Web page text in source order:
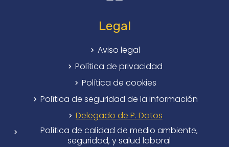
Legal
Aviso legal
Política de privacidad
Política de cookies
Política de seguridad de la información
Delegado de P. Datos
Política de calidad de medio ambiente,
seguridad, y salud laboral